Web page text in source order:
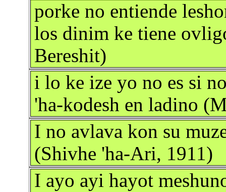
porke no entiende
los dinim ke tiene
Bereshit)
i lo ke ize yo no es si
'ha-kodesh en ladino
I no avlava kon su
(Shivhe 'ha-Ari, 1911)
I ayo ayi hayot